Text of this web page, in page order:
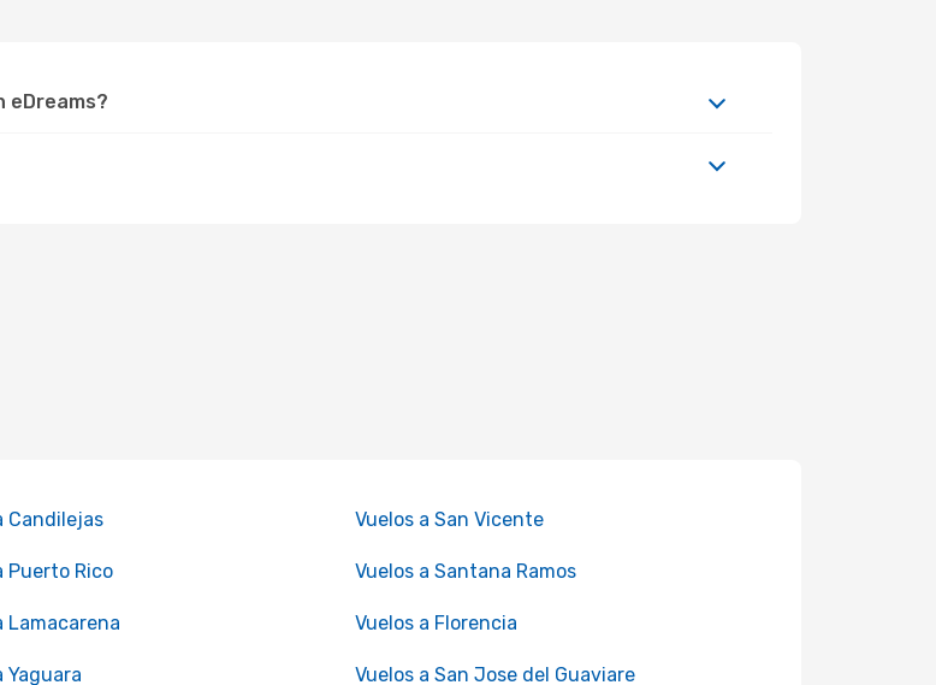
eDreams?
Candilejas Vuelos a San Vicente
Puerto Rico Vuelos a Santana Ramos
Lamacarena Vuelos a Florencia
Yaguara Vuelos a San Jose del Guaviare